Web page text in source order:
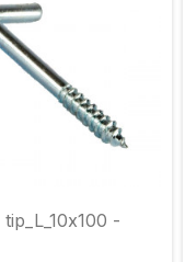
-